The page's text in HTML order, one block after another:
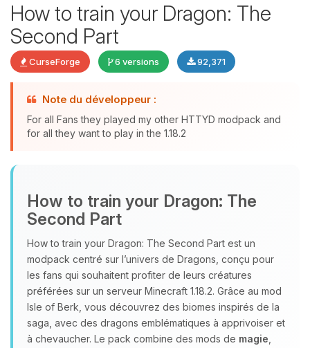
How to train your Dragon: The
Second Part
CurseForge 6 versions 92,371
Note du développeur :
For all Fans they played my other HTTYD modpack and
for all they want to play in the 1.18.2
How to train your Dragon: The
Second Part
How to train your Dragon: The Second Part est un
modpack centré sur l’univers de Dragons, conçu pour
les fans qui souhaitent profiter de leurs créatures
préférées sur un serveur Minecraft 1.18.2. Grâce au mod
Isle of Berk, vous découvrez des biomes inspirés de la
saga, avec des dragons emblématiques à apprivoiser et
à chevaucher. Le pack combine des mods de magie
parler ! Moi c’est Choupy, ton petit
assistant BoxToPlay. Dis-moi ce dont
07/08/2026 à 12:11